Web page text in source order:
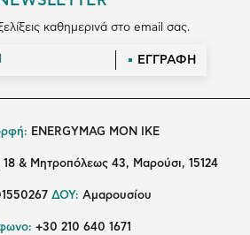
καθημερινά στο email σας.
ΕΓΓΡΑΦΗ
ENERGYMAG MON IKE
18 & Μητροπόλεως 43, Μαρούσι, 15124
ΔΟΥ: Αμαρουσίου
+30 210 640 1671